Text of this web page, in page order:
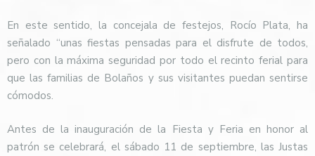
En este sentido, la concejala de festejos, Rocío Plata, ha
señalado “unas fiestas pensadas para el disfrute de todos,
pero con la máxima seguridad por todo el recinto ferial para
que las familias de Bolaños y sus visitantes puedan sentirse
cómodos.
Antes de la inauguración de la Fiesta y Feria en honor al
patrón se celebrará, el sábado 11 de septiembre, las Justas